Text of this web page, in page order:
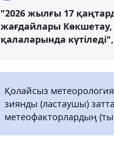
"2026 жылғы 17
жағдайлары
қалаларында
Қолайсыз
зиянды (ластаушы)
метеофакторлардың